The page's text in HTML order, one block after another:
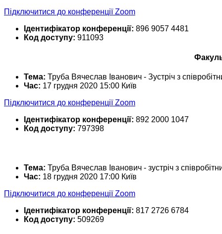
Підключитися до конференції Zoom
Ідентифікатор конференції: 896 9057 4481
Код доступу: 911093
Тема: Труба Вячеслав Іванович - Зустріч з
Час: 17 грудня 2020 15:00 Київ
Підключитися до конференції Zoom
Ідентифікатор конференції: 892 2000 1047
Код доступу: 797398
Тема: Труба Вячеслав Іванович - зустріч з
Час: 18 грудня 2020 17:00 Київ
Підключитися до конференції Zoom
Ідентифікатор конференції: 817 2726 6784
Код доступу: 509269